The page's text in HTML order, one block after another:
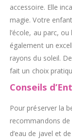
accessoire. Elle
magie. Votre
l’école, au parc, ou
également un
rayons du soleil.
fait un choix
Conseils
Pour préserver la
recommandons de
d’eau de javel et